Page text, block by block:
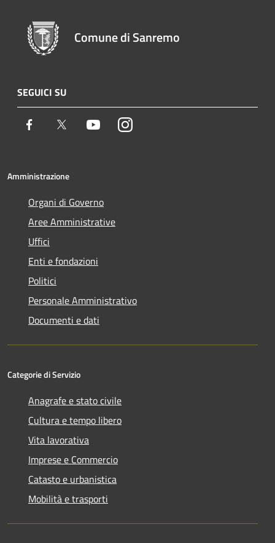
Comune di Sanremo
SEGUICI SU
Facebook Twitter YoutubeInstagram
Amministrazione
Organi di Governo
Aree Amministrative
Uffici
Enti e fondazioni
Politici
Personale Amministrativo
Documenti e dati
Categorie di Servizio
Anagrafe e stato civile
Cultura e tempo libero
Vita lavorativa
Imprese e Commercio
Catasto e urbanistica
Mobilità e trasporti